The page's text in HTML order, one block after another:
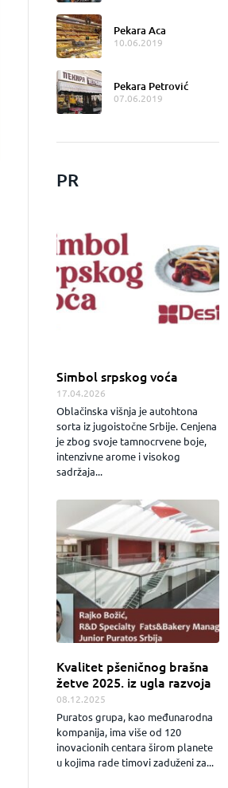
Pekara Aca
10.06.2019
Pekara Petrović
07.06.2019
PR
Simbol srpskog voća
17.04.2026
Oblačinska višnja je autohtona
sorta iz jugoistočne Srbije. Cenjena
je zbog svoje tamnocrvene boje,
intenzivne arome i visokog
sadržaja...
Kvalitet pšeničnog brašna
žetve 2025. iz ugla razvoja
08.12.2025
Puratos grupa, kao međunarodna
kompanija, ima više od 120
inovacionih centara širom planete
u kojima rade timovi zaduženi za...